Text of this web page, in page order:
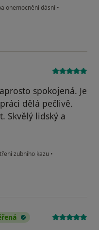
onemocnění dásní •
spokojená. Je
dělá pečlivě.
Skvělý lidský a
zubního kazu •